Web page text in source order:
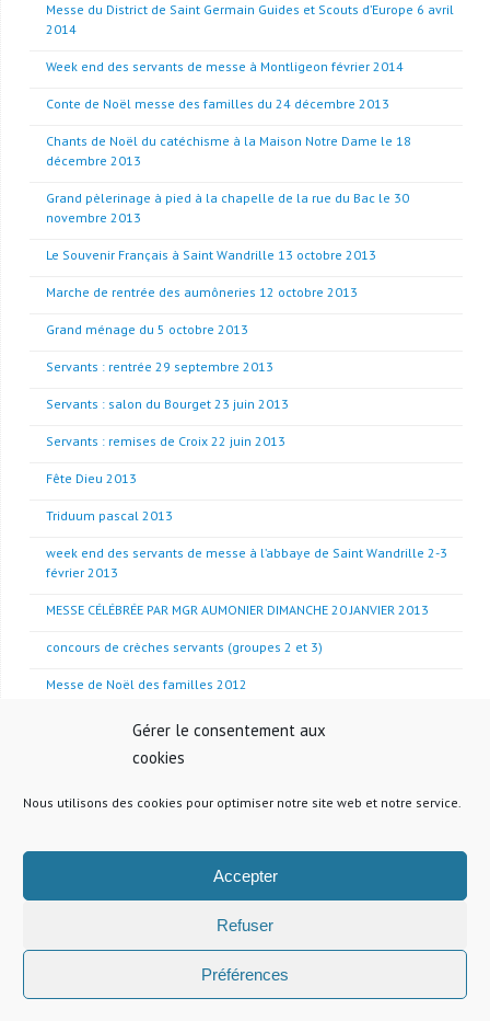
Gérer le consentement aux
cookies
Nous utilisons des cookies pour optimiser notre site web et notre service.
Accepter
Refuser
Préférences
Messe du District de Saint Germain Guides et Scouts d’Europe 6 avril
2014
Week end des servants de messe à Montligeon février 2014
Conte de Noël messe des familles du 24 décembre 2013
Chants de Noël du catéchisme à la Maison Notre Dame le 18
décembre 2013
Grand pèlerinage à pied à la chapelle de la rue du Bac le 30
novembre 2013
Le Souvenir Français à Saint Wandrille 13 octobre 2013
Marche de rentrée des aumôneries 12 octobre 2013
Grand ménage du 5 octobre 2013
Servants : rentrée 29 septembre 2013
Servants : salon du Bourget 23 juin 2013
Servants : remises de Croix 22 juin 2013
Fête Dieu 2013
Triduum pascal 2013
week end des servants de messe à l’abbaye de Saint Wandrille 2-3
février 2013
MESSE CÉLÉBRÉE PAR MGR AUMONIER DIMANCHE 20 JANVIER 2013
concours de crèches servants (groupes 2 et 3)
Messe de Noël des familles 2012
Crèche vivante du catéchisme à la Maison Notre Dame 19 décembre
Paroisse Saint-Wandrille du Pecq| Fièrement propulsé par